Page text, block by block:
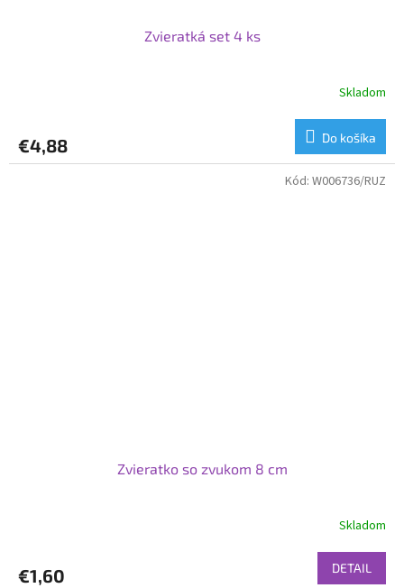
Zvieratká set 4 ks
Skladom
€4,88 Do košíka
Zvieratko so zvukom 8 cm
Skladom
€1,60 DETAIL
Kód: W006736/RUZ